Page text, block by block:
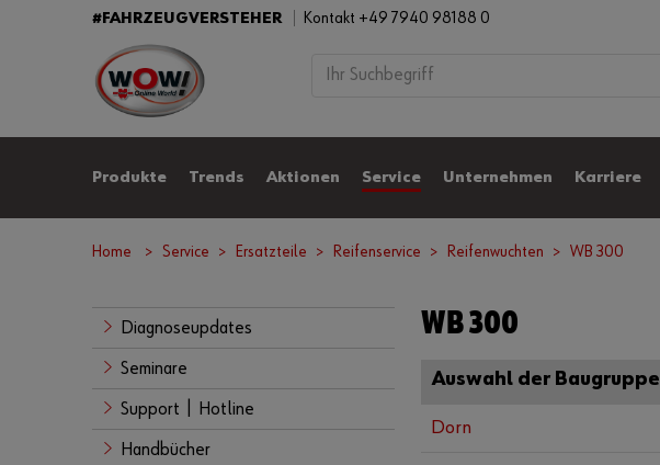
#FAHRZEUGVERSTEHER Kontakt +49 7940 98188 0
Produkte Trends Aktionen Service Unternehmen Karriere
Home Service Ersatzteile Reifenservice Reifenwuchten WB 300
Diagnoseupdates
Seminare
Support | Hotline
Handbücher
WB 300
Auswahl der Baugruppe
Dorn